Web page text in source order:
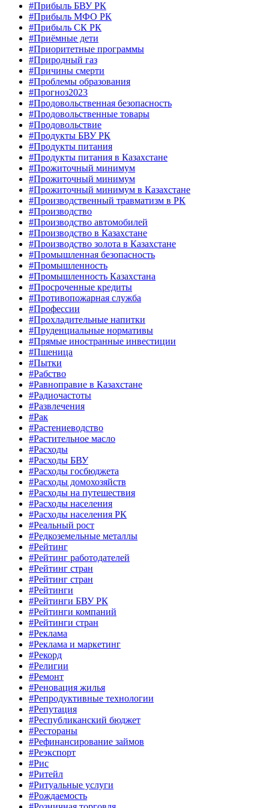
#Прибыль БВУ РК
#Прибыль МФО РК
#Прибыль СК РК
#Приёмные дети
#Приоритетные программы
#Природный газ
#Причины смерти
#Проблемы образования
#Прогноз2023
#Продовольственная безопасность
#Продовольственные товары
#Продовольствие
#Продукты БВУ РК
#Продукты питания
#Продукты питания в Казахстане
#Прожиточный минимум
#Прожиточный минимум
#Прожиточный минимум в Казахстане
#Производственный травматизм в РК
#Производство
#Производство автомобилей
#Производство в Казахстане
#Производство золота в Казахстане
#Промышленная безопасность
#Промышленность
#Промышленность Казахстана
#Просроченные кредиты
#Противопожарная служба
#Профессии
#Прохладительные напитки
#Пруденциальные нормативы
#Прямые иностранные инвестиции
#Пшеница
#Пытки
#Рабство
#Равноправие в Казахстане
#Радиочастоты
#Развлечения
#Рак
#Растениеводство
#Растительное масло
#Расходы
#Расходы БВУ
#Расходы госбюджета
#Расходы домохозяйств
#Расходы на путешествия
#Расходы населения
#Расходы населения РК
#Реальный рост
#Редкоземельные металлы
#Рейтинг
#Рейтинг работодателей
#Рейтинг стран
#Рейтинг стран
#Рейтинги
#Рейтинги БВУ РК
#Рейтинги компаний
#Рейтинги стран
#Реклама
#Реклама и маркетинг
#Рекорд
#Религии
#Ремонт
#Реновация жилья
#Репродуктивные технологии
#Репутация
#Республиканский бюджет
#Рестораны
#Рефинансирование займов
#Реэкспорт
#Рис
#Ритейл
#Ритуальные услуги
#Рождаемость